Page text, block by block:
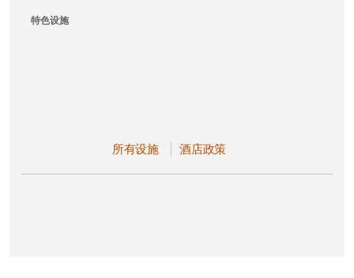
特色设施
所有设施 酒店政策